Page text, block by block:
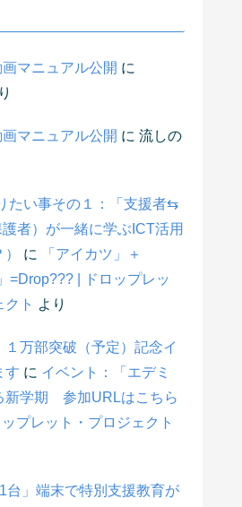
マニュアル公開 に
マニュアル公開 に 流しの
たい事その１：「支援者⇆
者）が一緒に学ぶICT活用
に
「アイカツ」＋
=Drop??? | ドロップレッ
クト より
１万部突破（予定）記念イ
す に イベント：「エデミ
新学期 参加URLはこちら
プレット・プロジェクト
台」端末で特別支援教育が